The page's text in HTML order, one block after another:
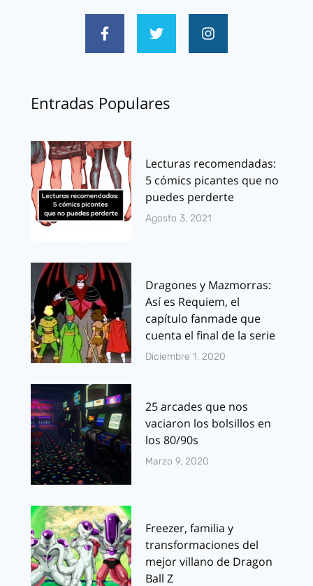
Entradas Populares
Lecturas recomendadas:
5 cómics picantes que no
puedes perderte
Agosto 3, 2021
Dragones y Mazmorras:
Así es Requiem, el
capítulo fanmade que
cuenta el final de la serie
Diciembre 1, 2020
25 arcades que nos
vaciaron los bolsillos en
los 80/90s
Marzo 9, 2020
Freezer, familia y
transformaciones del
mejor villano de Dragon
Ball Z